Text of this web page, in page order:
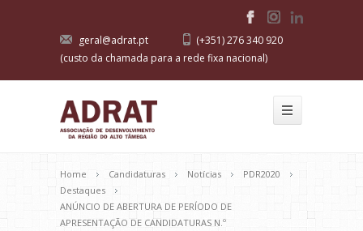
geral@adrat.pt
(+351) 276 340 920
(custo da chamada para a rede fixa nacional)
Home Candidaturas Notícias
PDR2020
Destaques
ANÚNCIO DE ABERTURA DE PERÍODO DE
APRESENTAÇÃO DE CANDIDATURAS N.º